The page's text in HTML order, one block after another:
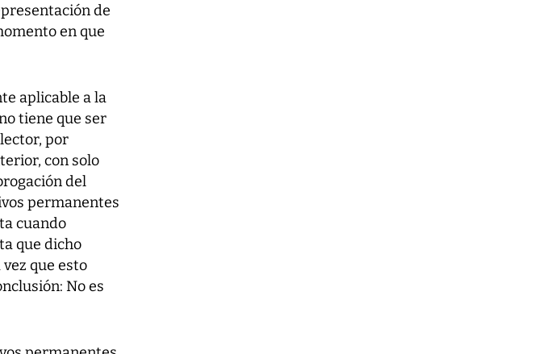
de
en que
aplicable a la
tiene que ser
por
con solo
del
permanentes
cuando
que dicho
que esto
No es